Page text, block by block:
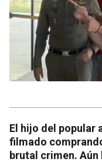
El hijo del popular
filmado
brutal crimen. Aún